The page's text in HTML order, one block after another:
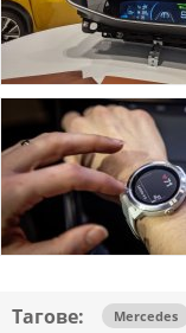
Тагове: Mercedes